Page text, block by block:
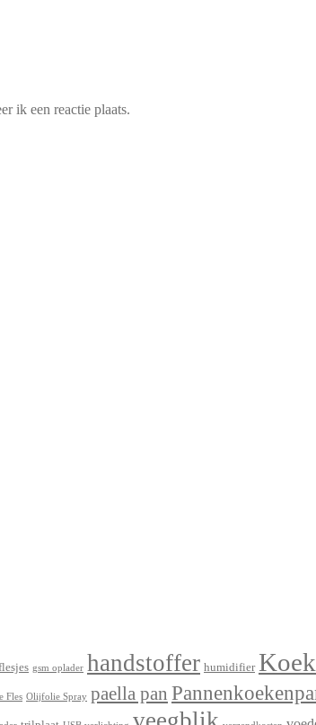
ik een reactie plaats.
gsm oplader handstoffer humidifier
Fles Olijfolie Spray paella pan